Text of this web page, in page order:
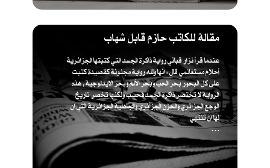
مقالة للكاتب حازم قابل شهاب
عندما قرأ نزار قباني رواية ذاكرة الجسد التي كتبتها الجزائرية
أحلام مستغانمي قال : انها ولله رواية مجنونة كقصيدة كتبت
على كل البحور بحر الحب وبحر الألم وبحر الايدلوجية , هذه
الرواية لا تختصر ذاكرة الجسد فحسب ولكنها تخصر تاريخ
الوجع الجزائري والحزن الجزائري والجاهلية الجزائرية التي ان
لها ان تنتهي
. . .